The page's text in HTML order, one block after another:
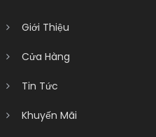
Giới Thiệu
Cửa Hàng
Tin Tức
Khuyến Mãi